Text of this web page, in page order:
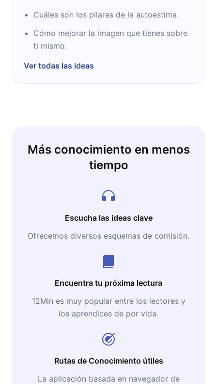
Cuáles son los pilares de la autoestima.
Cómo mejorar la imagen que tienes sobre
ti mismo.
Ver todas las ideas
Más conocimiento en menos
tiempo
Escucha las ideas clave
Ofrecemos diversos esquemas de comisión.
Encuentra tu próxima lectura
12Min es muy popular entre los lectores y
los aprendices de por vida.
Rutas de Conocimiento útiles
La aplicación basada en navegador de